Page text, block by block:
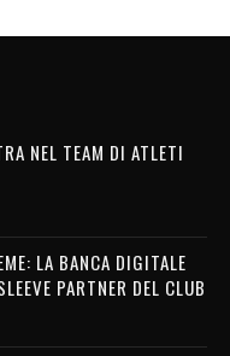
NEL TEAM DI ATLETI
LA BANCA DIGITALE
PARTNER DEL CLUB